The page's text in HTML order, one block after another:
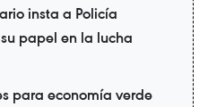
insta a Policía
papel en la lucha
para economía verde